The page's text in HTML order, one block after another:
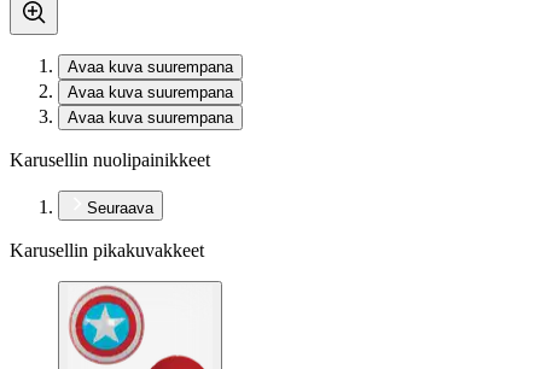
Avaa kuva suurempana
Avaa kuva suurempana
Avaa kuva suurempana
Karusellin nuolipainikkeet
Seuraava
Karusellin pikakuvakkeet